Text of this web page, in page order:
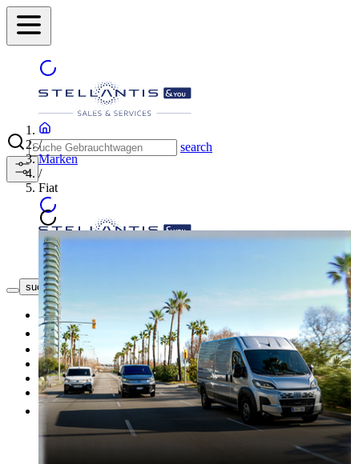
search
suche button - icon
Neuwagen
Gebrauchtwagen
Angebote
Werkstatt
Fahrzeugbewertung
Mehr
/
Marken
/
Fiat